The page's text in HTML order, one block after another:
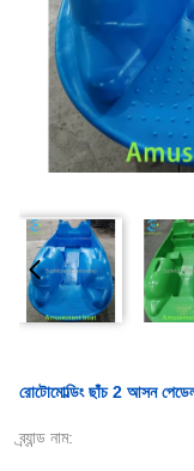
রোটোমোল্ডিং ছাঁচ 2 আসন
ব্র্যান্ড নাম: